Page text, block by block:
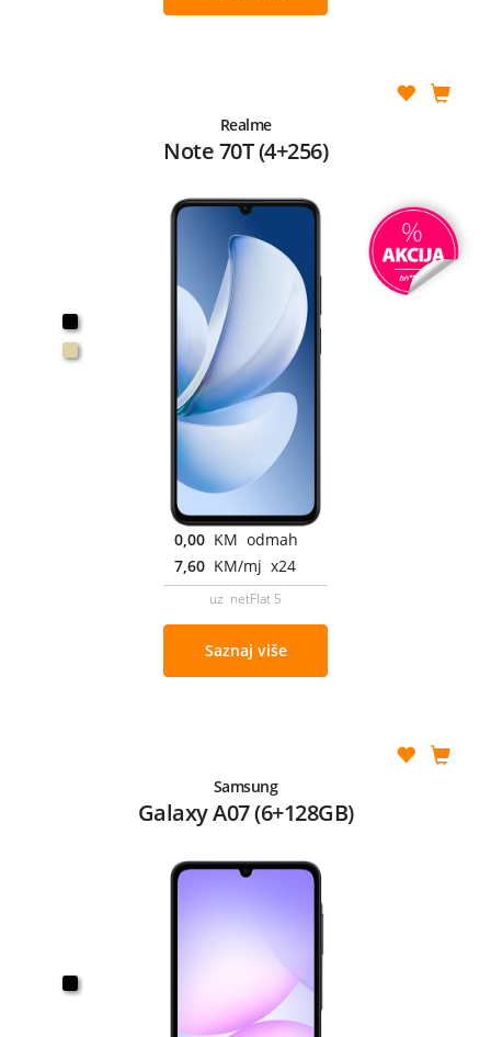
Realme
Note 70T (4+256)
0,00 KM odmah
7,60 KM/mj x24
uz netFlat 5
Saznaj više
Samsung
Galaxy A07 (6+128GB)